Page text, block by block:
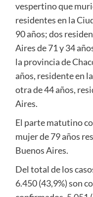
vespertino que
residentes en la
90 años; dos
Aires de 71 y 34
la provincia de
años, residente en
otra de 44 años,
Aires.
El parte matutino
mujer de 79 años
Buenos Aires.
Del total de los
6.450 (43,9%) son